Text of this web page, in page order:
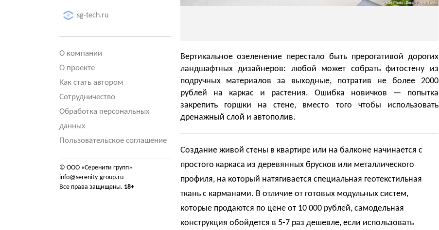
sg-tech.ru
О компании
О проекте
Как стать автором
Сотрудничество
Обработка персональных
данных
Пользовательское соглашение
© ООО «Серенити групп»
info@serenity-group.ru
Все права защищены. 18+
Вертикальное озеленение перестало быть прерогативой дорогих
ландшафтных дизайнеров: любой может собрать фитостену из
подручных материалов за выходные, потратив не более 2000
рублей на каркас и растения. Ошибка новичков — попытка
закрепить горшки на стене, вместо того чтобы использовать
дренажный слой и автополив.
Создание живой стены в квартире или на балконе начинается с
простого каркаса из деревянных брусков или металлического
профиля, на который натягивается специальная геотекстильная
ткань с карманами. В отличие от готовых модульных систем,
которые продаются по цене от 10 000 рублей, самодельная
конструкция обойдется в 5-7 раз дешевле, если использовать